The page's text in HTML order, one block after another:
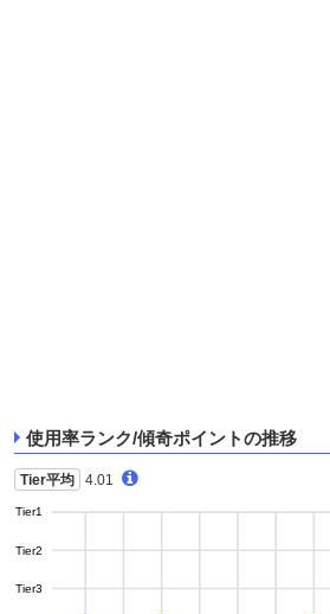
使用率ランク/傾奇ポイントの推移
Tier平均 4.01
Tier1
Tier2
Tier3